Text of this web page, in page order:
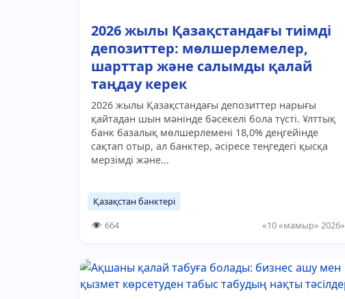
2026 жылы Қазақстандағы тиімді
депозиттер: мөлшерлемелер,
шарттар және салымды қалай
таңдау керек
2026 жылы Қазақстандағы депозиттер нарығы
қайтадан шын мәнінде бәсекелі бола түсті. Ұлттық
банк базалық мөлшерлемені 18,0% деңгейінде
сақтап отыр, ал банктер, әсіресе теңгедегі қысқа
мерзімді және...
Қазақстан банктері
664
«10 «мамыр» 2026»